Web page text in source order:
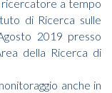
a tempo
di Ricerca sulle
2019 presso
della Ricerca di
anche in